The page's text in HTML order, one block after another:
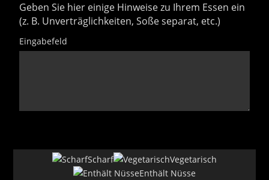
Geben Sie hier einige Hinweise zu Ihrem Essen ein
(z. B. Unverträglichkeiten, Soße separat, etc.)
Eingabefeld
Scharf
Vegetarisch
Enthält Nüsse